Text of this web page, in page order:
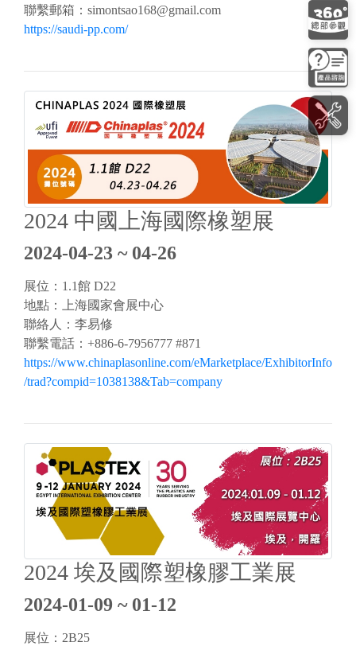
聯繫郵箱： simontsao168@gmail.com
https://saudi-pp.com/
2024 中國上海國際橡塑展
2024-04-23 ~ 04-26
展位：1.1館 D22
地點：上海國家會展中心
聯絡人：李易修
聯繫電話：+886-6-7956777 #871
https://www.chinaplasonline.com/eMarketplace/ExhibitorInfo
/trad?compid=1038138&Tab=company
2024 埃及國際塑橡膠工業展
2024-01-09 ~ 01-12
展位：2B25